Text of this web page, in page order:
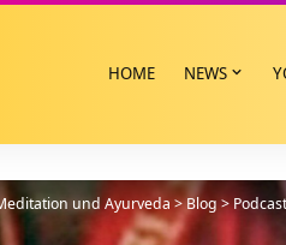
HOME NEWS
und Ayurveda>Blog>Podcast